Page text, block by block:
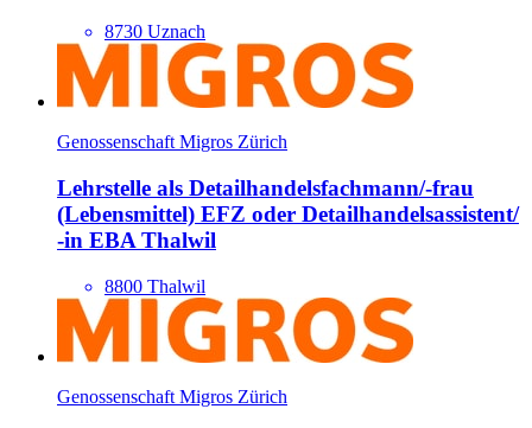
8730 Uznach
Genossenschaft Migros Zürich
Lehrstelle als Detailhandels­fachmann/​-frau
(Lebensmittel) EFZ oder Detailhandels­assistent/​
-in EBA Thalwil
8800 Thalwil
Genossenschaft Migros Zürich